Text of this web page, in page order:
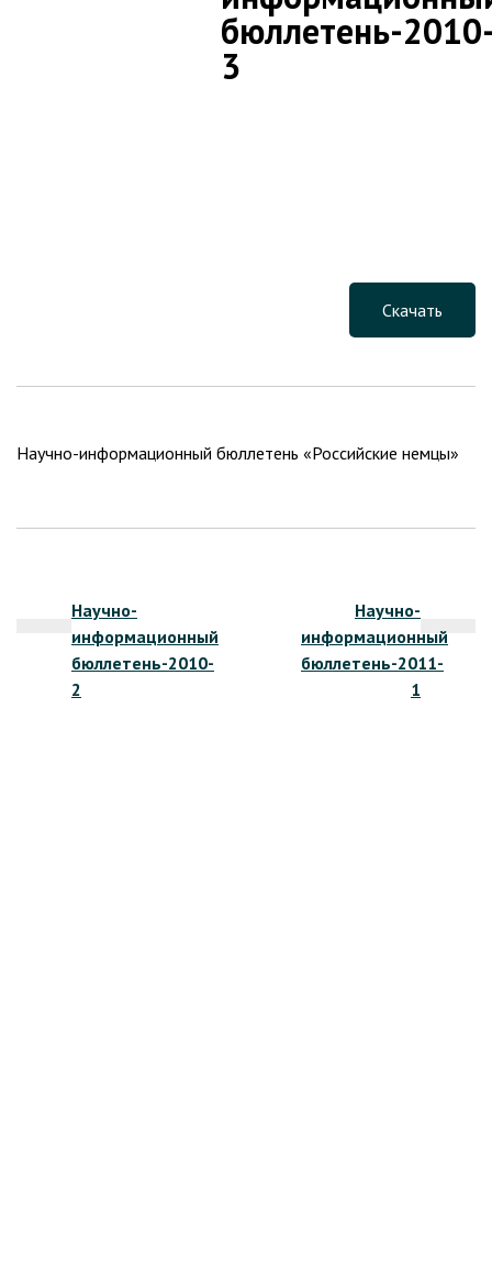
бюллетень-
3
Скачать
Научно-информационный бюллетень «Российские немцы»
записям
Научно-
информационный
бюллетень-2010-
2
Научно-
информационный
бюллетень-2011-
1